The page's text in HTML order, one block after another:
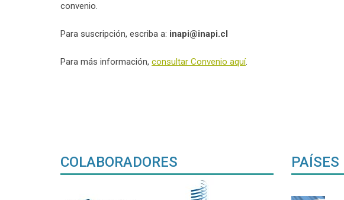
convenio.
Para suscripción, escriba a: inapi@inapi.cl
Para más información, consultar Convenio aquí.
COLABORADORES